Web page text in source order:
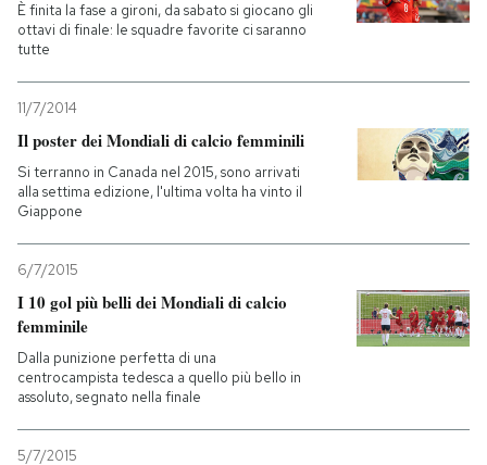
È finita la fase a gironi, da sabato si giocano gli
ottavi di finale: le squadre favorite ci saranno
tutte
11/7/2014
Il poster dei Mondiali di calcio femminili
Si terranno in Canada nel 2015, sono arrivati
alla settima edizione, l'ultima volta ha vinto il
Giappone
6/7/2015
I 10 gol più belli dei Mondiali di calcio
femminile
Dalla punizione perfetta di una
centrocampista tedesca a quello più bello in
assoluto, segnato nella finale
5/7/2015